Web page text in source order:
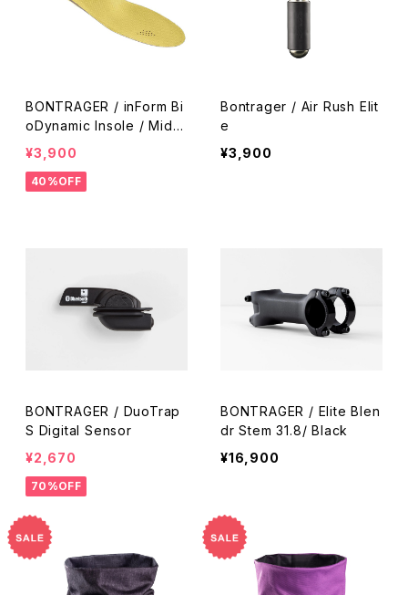
BONTRAGER / inForm Bi
oDynamic Insole / Mid A
rch
¥3,900
40%OFF
Bontrager / Air Rush Elit
e
¥3,900
BONTRAGER / DuoTrap
S Digital Sensor
¥2,670
70%OFF
BONTRAGER / Elite Blen
dr Stem 31.8/ Black
¥16,900